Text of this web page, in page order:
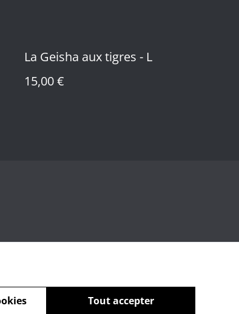
La Geisha aux tigres - L
15,00 €
Tout accepter